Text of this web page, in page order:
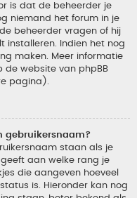
is dat de beheerder je
niemand het forum in je
beheerder vragen of hij
installeren. Indien het nog
maken. Meer informatie
de website van phpBB
pagina).
gebruikersnaam?
staan als je
aan welke rang je
die aangeven hoeveel
is. Hieronder kan nog